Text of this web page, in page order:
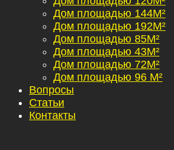
Дом площадью 144М²
Дом площадью 192М²
Дом площадью 85М²
Дом площадью 43М²
Дом площадью 72М²
Дом площадью 96 М²
Вопросы
Статьи
Контакты